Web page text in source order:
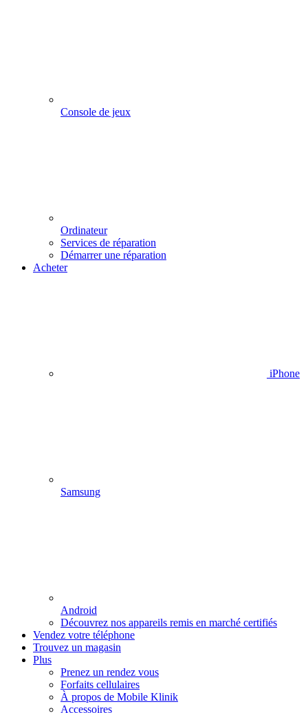
Console de jeux
Ordinateur
Services de réparation
Démarrer une réparation
Acheter
iPhone
Samsung
Android
Découvrez nos appareils remis en marché certifiés
Vendez votre téléphone
Trouvez un magasin
Plus
Prenez un rendez vous
Forfaits cellulaires
À propos de Mobile Klinik
Accessoires